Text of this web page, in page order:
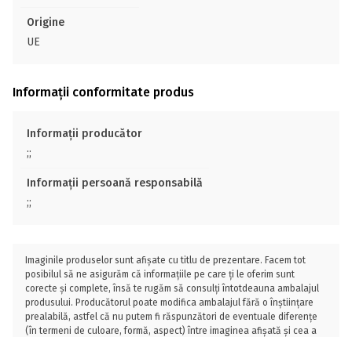
Origine
UE
Informații conformitate produs
Informații producător
;;
Informații persoană responsabilă
;;
Imaginile produselor sunt afișate cu titlu de prezentare. Facem tot
posibilul să ne asigurăm că informațiile pe care ți le oferim sunt
corecte și complete, însă te rugăm să consulți întotdeauna ambalajul
produsului. Producătorul poate modifica ambalajul fără o înștiințare
prealabilă, astfel că nu putem fi răspunzători de eventuale diferențe
(în termeni de culoare, formă, aspect) între imaginea afișată și cea a